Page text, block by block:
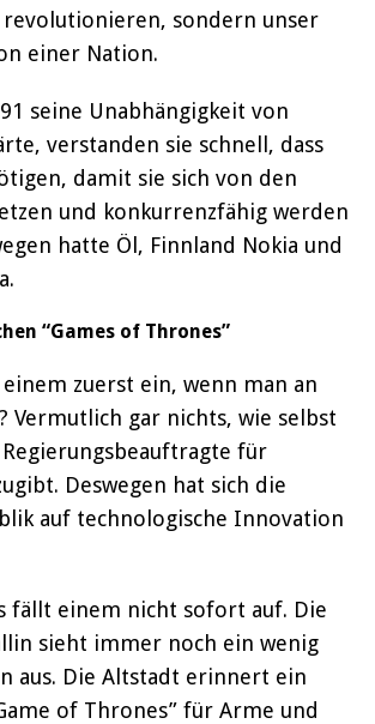
sondern unser
einer Nation.
seine Unabhängigkeit von
verstanden sie schnell, dass
damit sie sich von den
und konkurrenzfähig werden
hatte Öl, Finnland Nokia und
“Games of Thrones”
zuerst ein, wenn man an
Vermutlich gar nichts, wie selbst
für
Deswegen hat sich die
auf technologische Innovation
fällt einem nicht sofort auf. Die
sieht immer noch ein wenig
aus. Die Altstadt erinnert ein
of Thrones” für Arme und